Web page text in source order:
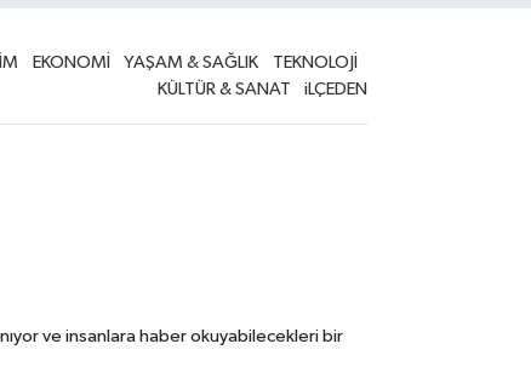
EKONOMİ YAŞAM & SAĞLIK
TEKNOLOJİ
KÜLTÜR & SANAT
iLÇEDEN
ve insanlara haber okuyabilecekleri bir